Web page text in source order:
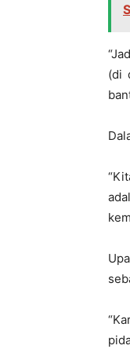
(di